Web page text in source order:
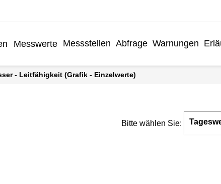
Messwerte Messstellen Abfrage Warnungen
- Leitfähigkeit (Grafik - Einzelwerte)
Bitte wählen Sie: